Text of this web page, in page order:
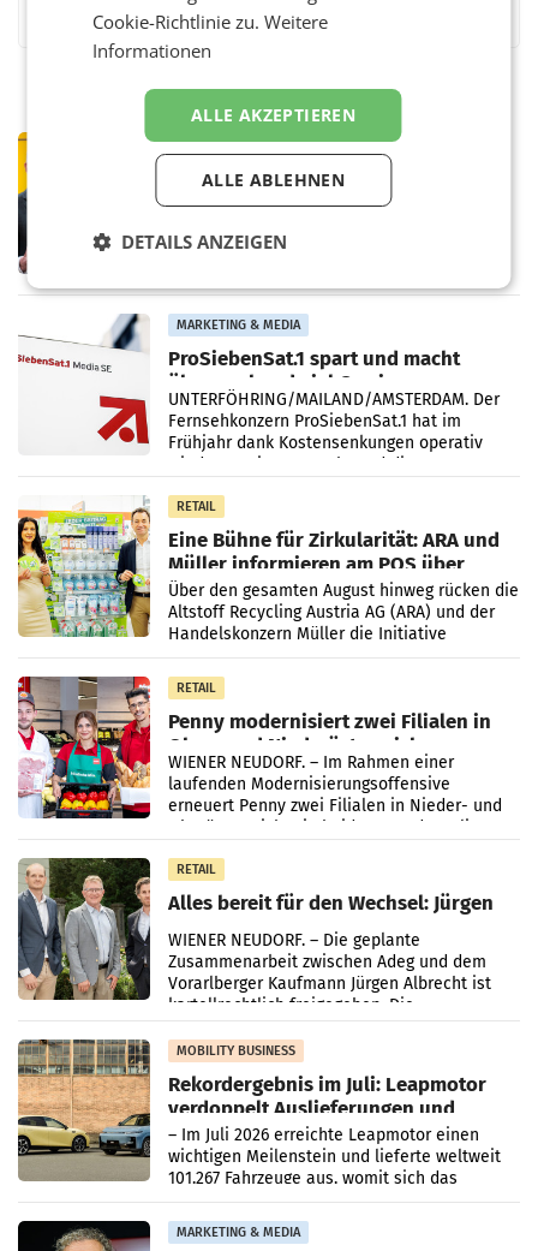
PRIMENEWS
Österreichische Post: Umsatzplus im
ersten Halbjahr trotz schwachem
ersten Halbjahr 2026 einen Konzernumsatz
einem Plus von 3,8 Prozent gegenüber dem
Vergleichszeitraum
MARKETING & MEDIA
ProSiebenSat.1 spart und macht
überraschend viel Gewinn
UNTERFÖHRING/MAILAND/AMSTERDAM. Der
Fernsehkonzern ProSiebenSat.1 hat im
Frühjahr dank Kostensenkungen operativ
wieder Gewinn gemacht und die
RETAIL
Eine Bühne für Zirkularität: ARA und
Müller informieren am POS über
Kreislauffähigkeit
Über den gesamten August hinweg rücken die
Altstoff Recycling Austria AG (ARA) und der
Handelskonzern Müller die Initiative
„Kreislauf-Helden“ in allen österreichischen
Müller-Filialen
RETAIL
Penny modernisiert zwei Filialen in
Ober- und Niederösterreich
WIENER NEUDORF. – Im Rahmen einer
laufenden Modernisierungsoffensive
erneuert Penny zwei Filialen in Nieder- und
Oberösterreich. Die beiden Standorte liegen
RETAIL
Alles bereit für den Wechsel: Jürgen
Albrecht setzt ab 1.1.2027 auf Adeg
WIENER NEUDORF. – Die geplante
Zusammenarbeit zwischen Adeg und dem
Vorarlberger Kaufmann Jürgen Albrecht ist
kartellrechtlich freigegeben: Die
Bundeswettbewerbsbehörde und der
Bundeskartellanwalt
MOBILITY BUSINESS
Rekordergebnis im Juli: Leapmotor
verdoppelt Auslieferungen und
überschreitet die 100.000er-Marke
– Im Juli 2026 erreichte Leapmotor einen
wichtigen Meilenstein und lieferte weltweit
101.267 Fahrzeuge aus, womit sich das
Ergebnis gegenüber Juli 2025 mehr als
verdoppelte (+102
MARKETING & MEDIA
Cookie-Richtlinie zu.Weitere
Informationen
ALLE AKZEPTIEREN
ALLE ABLEHNEN
DETAILS ANZEIGEN